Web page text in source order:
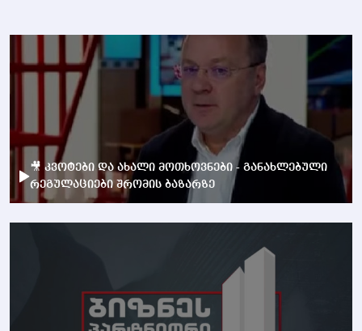
🎥 კვოტები და ახალი მოთხოვნები - განახლებული
რეგულაციები შრომის ბაზარზე